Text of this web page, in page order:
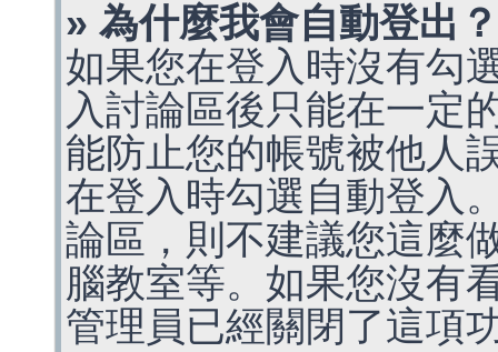
» 為什麼我會自動登出？
如果您在登入時沒有勾
入討論區後只能在一定
能防止您的帳號被他人
在登入時勾選自動登入
論區，則不建議您這麼
腦教室等。如果您沒有
管理員已經關閉了這項